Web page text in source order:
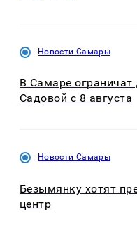
Новости Самары
В Самаре
Садовой с 8 августа
Новости Самары
Безымянку хотят
центр